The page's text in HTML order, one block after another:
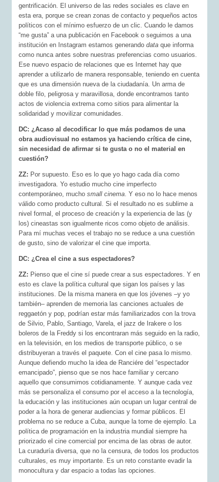
gentrificación. El universo de las redes sociales es clave en
esta era, porque se crean zonas de contacto y pequeños actos
políticos con el mínimo esfuerzo de un clic. Cuando le damos
“me gusta” a una publicación en Facebook o seguimos a una
institución en Instagram estamos generandodata que informa
como nunca antes sobre nuestras preferencias como usuarios.
Ese nuevo espacio de relaciones que es Internet hay que
aprender a utilizarlo de manera responsable, teniendo en cuenta
que es una dimensión nueva de la ciudadanía. Un arma de
doble filo, peligrosa y maravillosa, donde encontramos tanto
actos de violencia extrema como sitios para alimentar la
solidaridad y movilizar comunidades.
DC: ¿Acaso al decodificar lo que más podamos de una
obra audiovisual no estamos ya haciendo crítica de cine,
sin necesidad de afirmar si te gusta o no el material en
cuestión?
ZZ: Por supuesto. Eso es lo que yo hago cada día como
investigadora. Yo estudio mucho cine imperfecto
contemporáneo, muchosmall cinema. Y eso no lo hace menos
válido como producto cultural. Si el resultado no es sublime a
nivel formal, el proceso de creación y la experiencia de las (y
los) cineastas son igualmente ricos como objeto de análisis.
Para mí muchas veces el trabajo no se reduce a una cuestión
de gusto, sino de valorizar el cine que importa.
DC: ¿Crea el cine a sus espectadores?
ZZ: Pienso que el cine sí puede crear a sus espectadores. Y en
esto es clave la política cultural que sigan los países y las
instituciones. De la misma manera en que los jóvenes –y yo
también– aprenden de memoria las canciones actuales de
reggaetón y pop, podrían estar más familiarizados con la trova
de Silvio, Pablo, Santiago, Varela, el jazz de Irakere o los
boleros de la Freddy si los encontraran más seguido en la radio,
en la televisión, en los medios de transporte público, o se
distribuyeran a través el paquete. Con el cine pasa lo mismo.
Aunque defiendo mucho la idea de Ranciére del “espectador
emancipado”, pienso que se nos hace familiar y cercano
aquello que consumimos cotidianamente. Y aunque cada vez
más se personaliza el consumo por el acceso a la tecnología,
la educación y las instituciones aún ocupan un lugar central de
poder a la hora de generar audiencias y formar públicos. El
problema no se reduce a Cuba, aunque la tome de ejemplo. La
política de programación en la industria mundial siempre ha
priorizado el cine comercial por encima de las obras de autor.
La curaduría diversa, que no la censura, de todos los productos
culturales, es muy importante. Es un reto constante evadir la
monocultura y dar espacio a todas las opciones.